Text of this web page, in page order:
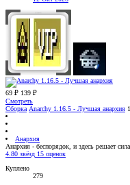
69 ₽ 139 ₽
Смотреть
Сборка Anarchy 1.16.5 - Лучшая анархия
Анархия
Анархия - беспорядок, и здесь решает
4.80 звёзд 15 оценок
Куплено
279